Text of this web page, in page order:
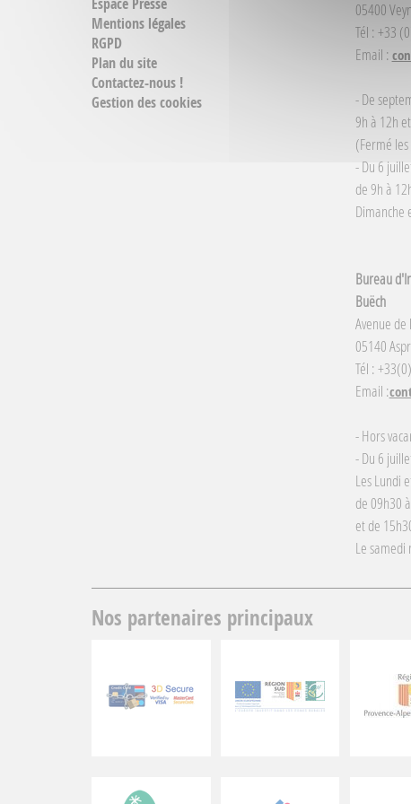
Mentions légales
RGPD
Plan du site
Contactez-nous !
Gestion des cookies
05400
Tél : +33
Email :
- De
9h à 12h
(Fermé
- Du 6
de 9h à
Dimanche
Bureau
Buëch
Avenue de
05140
Tél :
Email :
- Hors
- Du 6
Les Lundi
de 09h30
et de
Le
Nos partenaires principaux